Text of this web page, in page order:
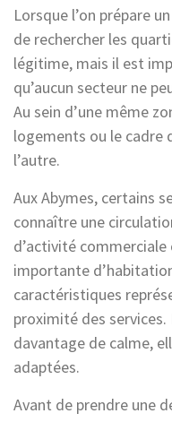
Lorsque l’on prépare
de rechercher les
légitime, mais il est
qu’aucun secteur ne
Au sein d’une même
logements ou le cadre
l’autre.
Aux Abymes, certains
connaître une
d’activité
importante
caractéristiques
proximité des services.
davantage de calme,
adaptées.
Avant de prendre une